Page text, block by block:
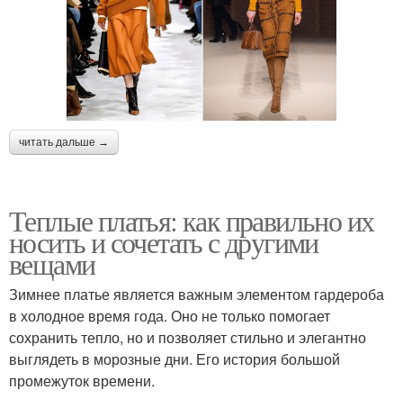
читать дальше →
Теплые платья: как правильно их
носить и сочетать с другими
вещами
Зимнее платье является важным элементом гардероба
в холодное время года. Оно не только помогает
сохранить тепло, но и позволяет стильно и элегантно
выглядеть в морозные дни. Его история большой
промежуток времени.